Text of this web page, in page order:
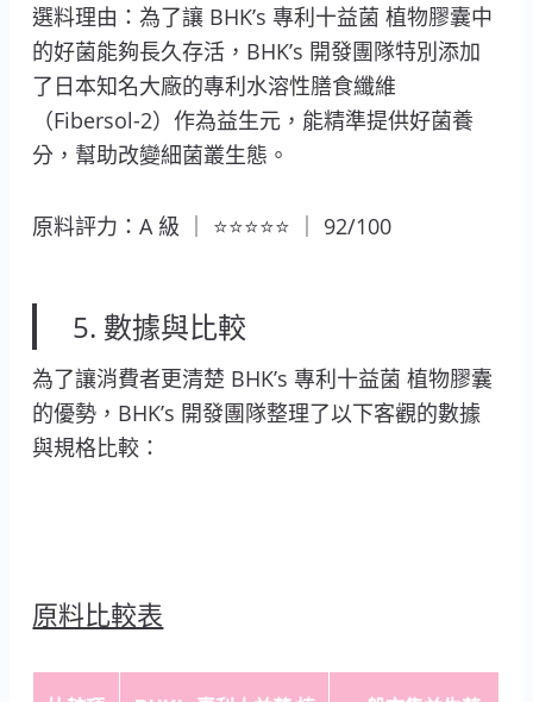
選料理由：為了讓 BHK’s 專利十益菌 植物膠囊中
的好菌能夠長久存活，BHK’s 開發團隊特別添加
了日本知名大廠的專利水溶性膳食纖維
（Fibersol-2）作為益生元，能精準提供好菌養
分，幫助改變細菌叢生態。
原料評力：A 級 ｜ ⭐⭐⭐⭐⭐ ｜ 92/100
5. 數據與比較
為了讓消費者更清楚 BHK’s 專利十益菌 植物膠囊
的優勢，BHK’s 開發團隊整理了以下客觀的數據
與規格比較：
原料比較表